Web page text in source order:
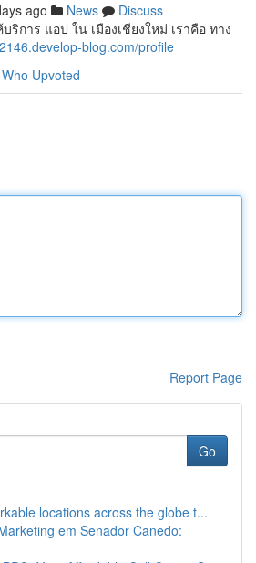
ago News
Discuss
การ แอป ใน เมืองเชียงใหม่ เราคือ ทาง
blog.com/profile
Who Upvoted
Report Page
Go
locations across the globe t...
em Senador Canedo: